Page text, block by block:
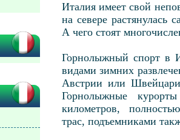
Италия имеет свой
на севере растянулась
А чего стоят
Горнолыжный спорт в
видами зимних
Австрии или
Горнолыжные
километров,
трас, подъемниками